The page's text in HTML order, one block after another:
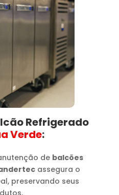
Refrigerado
Verde​:
de balcões
assegura o
preservando seus